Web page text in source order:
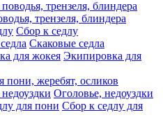
трензеля, блиндера
Сбор к седлу
Скаковые седла
Экипировка для
пони, жеребят, осликов
Оголовье, недоуздки
Сбор к седлу для